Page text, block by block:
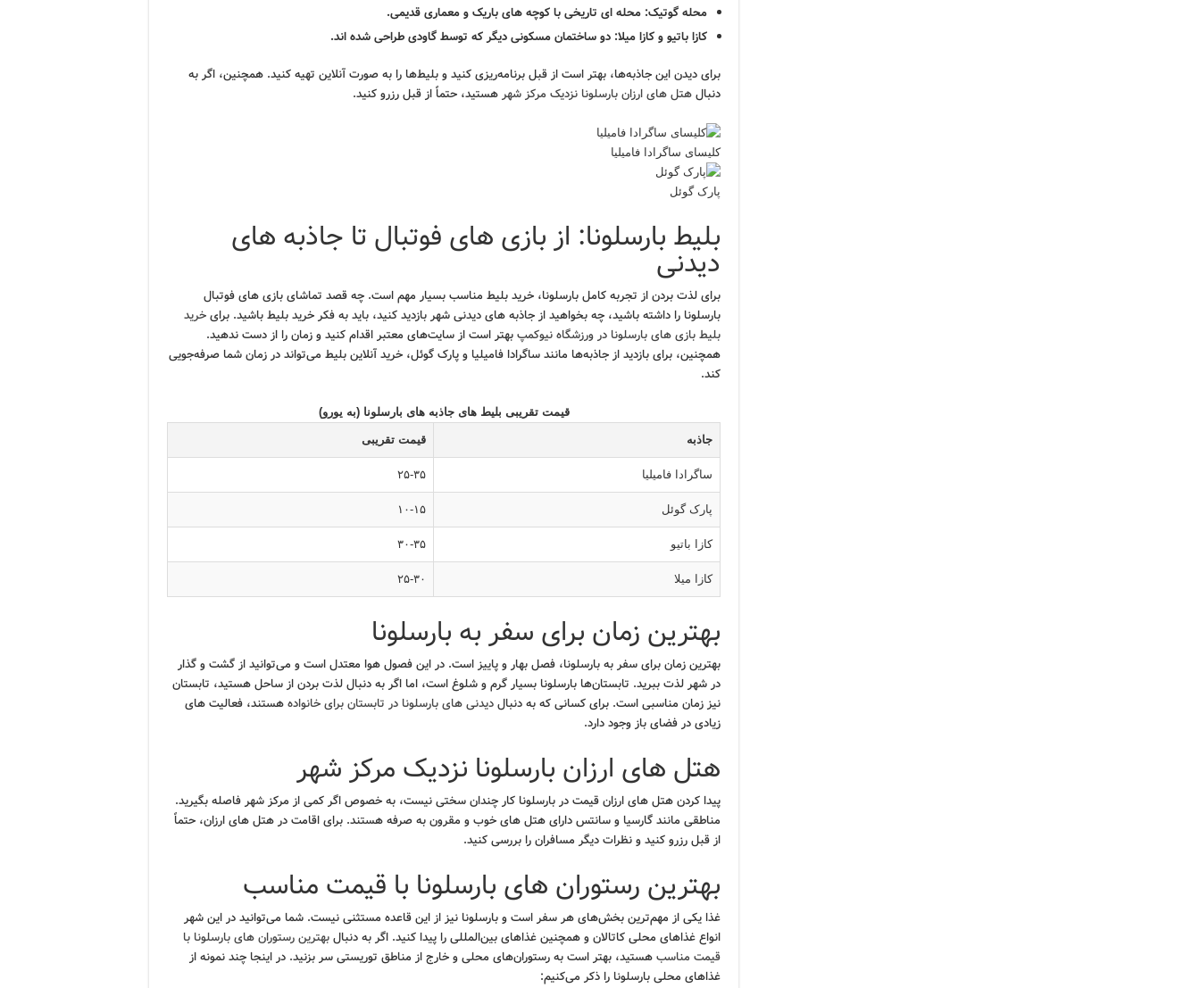
محله گوتیک: محله ای تاریخی با کوچه های باریک و معماری قدیمی.
کازا باتیو و کازا میلا: دو ساختمان مسکونی دیگر که توسط گاودی طراحی شده اند.
برای دیدن این جاذبه‌ها، بهتر است از قبل برنامه‌ریزی کنید و بلیط‌ها را به صورت آنلاین تهیه کنید. همچنین، اگر به
دنبالهتل های ارزان بارسلونا نزدیک مرکز شهرهستید، حتماً از قبل رزرو کنید.
کلیسای ساگرادا فامیلیا
پارک گوئل
بلیط بارسلونا: از بازی های فوتبال تا جاذبه های
دیدنی
برای لذت بردن از تجربه کامل بارسلونا، خرید بلیط مناسب بسیار مهم است. چه قصد تماشای بازی های فوتبال
بارسلونا را داشته باشید، چه بخواهید از جاذبه های دیدنی شهر بازدید کنید، باید به فکر خرید بلیط باشید. برایخرید
بلیط بازی های بارسلونا در ورزشگاه نیوکمپبهتر است از سایت‌های معتبر اقدام کنید و زمان را از دست ندهید.
همچنین، برای بازدید از جاذبه‌ها مانند ساگرادا فامیلیا و پارک گوئل، خرید آنلاین بلیط می‌تواند در زمان شما صرفه‌جویی
کند.
قیمت تقریبی بلیط های جاذبه های بارسلونا (به یورو)
جاذبه قیمت تقریبی
ساگرادا فامیلیا ۲۵-۳۵
پارک گوئل ۱۰-۱۵
کازا باتیو ۳۰-۳۵
کازا میلا ۲۵-۳۰
بهترین زمان برای سفر به بارسلونا
بهترین زمان برای سفر به بارسلونا، فصل بهار و پاییز است. در این فصول هوا معتدل است و می‌توانید از گشت و گذار
در شهر لذت ببرید. تابستان‌ها بارسلونا بسیار گرم و شلوغ است، اما اگر به دنبال لذت بردن از ساحل هستید، تابستان
نیز زمان مناسبی است. برای کسانی که به دنبالدیدنی های بارسلونا در تابستان برای خانوادههستند، فعالیت های
زیادی در فضای باز وجود دارد.
هتل های ارزان بارسلونا نزدیک مرکز شهر
پیدا کردن هتل های ارزان قیمت در بارسلونا کار چندان سختی نیست، به خصوص اگر کمی از مرکز شهر فاصله بگیرید.
مناطقی مانند گارسیا و سانتس دارای هتل های خوب و مقرون به صرفه هستند. برای اقامت در هتل های ارزان، حتماً
از قبل رزرو کنید و نظرات دیگر مسافران را بررسی کنید.
بهترین رستوران های بارسلونا با قیمت مناسب
غذا یکی از مهم‌ترین بخش‌های هر سفر است و بارسلونا نیز از این قاعده مستثنی نیست. شما می‌توانید در این شهر
انواع غذاهای محلی کاتالان و همچنین غذاهای بین‌المللی را پیدا کنید. اگر به دنبالبهترین رستوران های بارسلونا با
قیمت مناسبهستید، بهتر است به رستوران‌های محلی و خارج از مناطق توریستی سر بزنید. در اینجا چند نمونه از
غذاهای محلی بارسلونا را ذکر می‌کنیم: